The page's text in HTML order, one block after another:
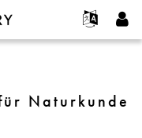
Naturkunde